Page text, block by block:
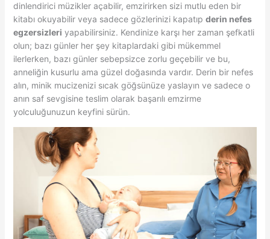
dinlendirici müzikler açabilir, emzirirken sizi mutlu eden bir
kitabı okuyabilir veya sadece gözlerinizi kapatıp derin nefes
egzersizleri yapabilirsiniz. Kendinize karşı her zaman şefkatli
olun; bazı günler her şey kitaplardaki gibi mükemmel
ilerlerken, bazı günler sebepsizce zorlu geçebilir ve bu,
anneliğin kusurlu ama güzel doğasında vardır. Derin bir nefes
alın, minik mucizenizi sıcak göğsünüze yaslayın ve sadece o
anın saf sevgisine teslim olarak başarılı emzirme
yolculuğunuzun keyfini sürün.